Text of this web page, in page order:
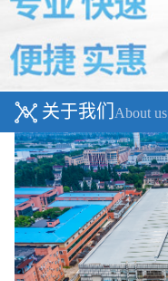
关于我们 About us